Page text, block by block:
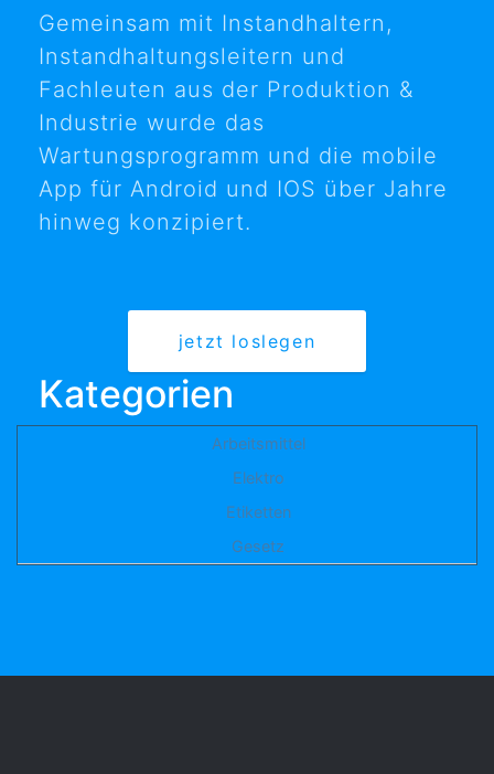
Gemeinsam mit Instandhaltern,
Instandhaltungsleitern und
Fachleuten aus der Produktion &
Industrie wurde das
Wartungsprogramm und die mobile
App für Android und IOS über Jahre
hinweg konzipiert.
jetzt loslegen
Kategorien
Arbeitsmittel
Elektro
Etiketten
Gesetz